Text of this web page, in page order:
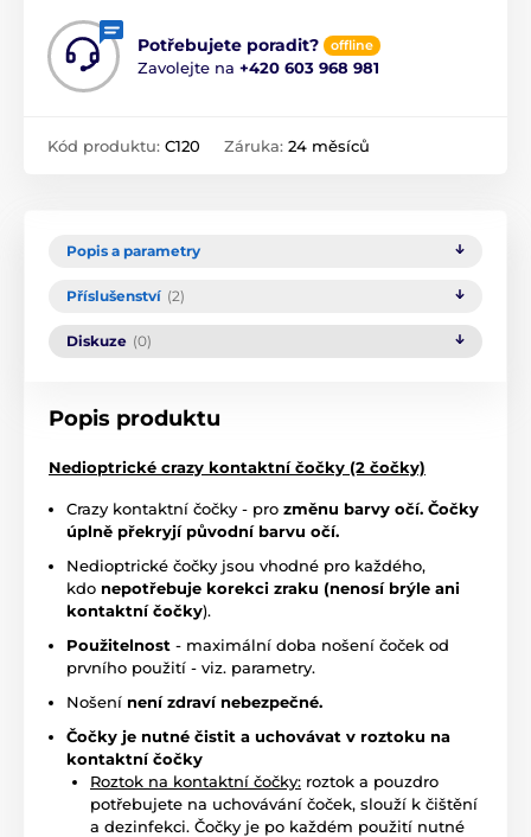
Potřebujete poradit? offline
Zavolejte na +420 603 968 981
Kód produktu: C120 Záruka: 24 měsíců
Popis a parametry
Příslušenství (2)
Diskuze (0)
Popis produktu
Nedioptrické crazy kontaktní čočky (2 čočky)
Crazy kontaktní čočky - pro změnu barvy očí. Čočky
úplně překryjí původní barvu očí.
Nedioptrické čočky jsou vhodné pro každého,
kdo nepotřebuje korekci zraku (nenosí brýle ani
kontaktní čočky).
Použitelnost - maximální doba nošení čoček od
prvního použití - viz. parametry.
Nošení není zdraví nebezpečné.
Čočky je nutné čistit a uchovávat v roztoku na
kontaktní čočky
Roztok na kontaktní čočky: roztok a pouzdro
potřebujete na uchovávání čoček, slouží k čištění
a dezinfekci. Čočky je po každém použití nutné